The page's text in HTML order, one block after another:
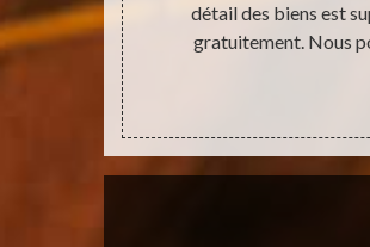
de
posséder.
détail des biens est
gratuitement. Nous